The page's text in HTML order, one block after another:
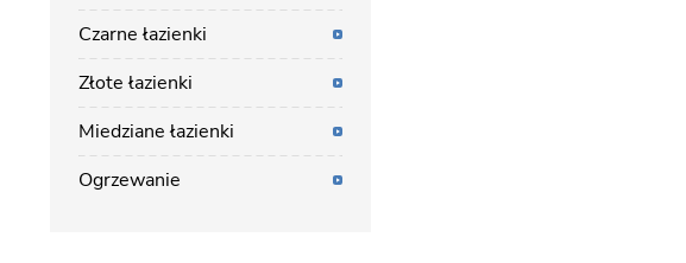
Czarne łazienki
Złote łazienki
Miedziane łazienki
Ogrzewanie